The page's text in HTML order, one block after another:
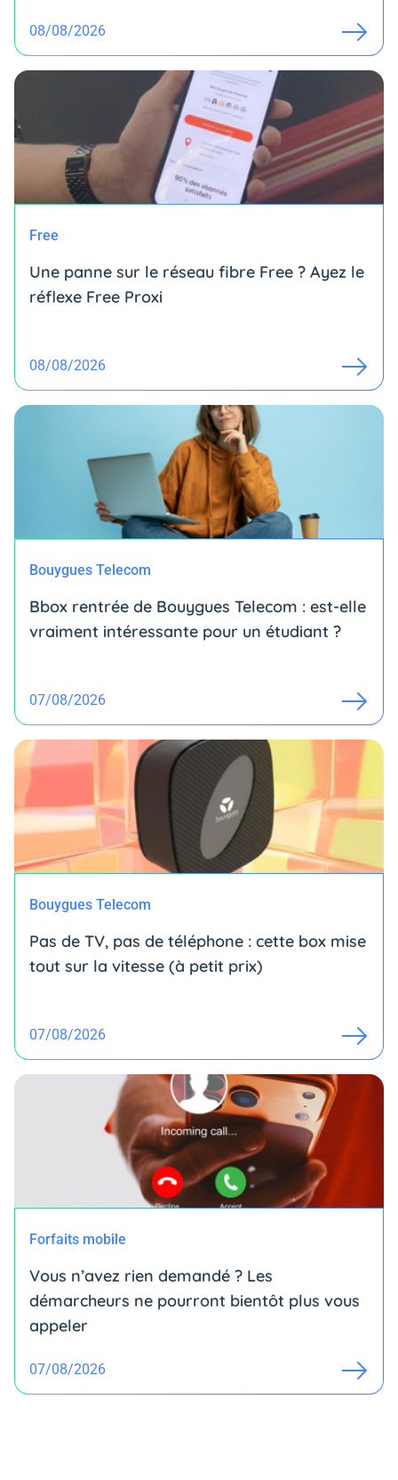
08/08/2026
Free
Une panne sur le réseau fibre Free ? Ayez le
réflexe Free Proxi
08/08/2026
Bouygues Telecom
Bbox rentrée de Bouygues Telecom : est-elle
vraiment intéressante pour un étudiant ?
07/08/2026
Bouygues Telecom
Pas de TV, pas de téléphone : cette box mise
tout sur la vitesse (à petit prix)
07/08/2026
Forfaits mobile
Vous n’avez rien demandé ? Les
démarcheurs ne pourront bientôt plus vous
appeler
07/08/2026